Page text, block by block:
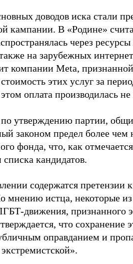
доводов иска стали
кампании. В «Родине»
через
на зарубежных
компании Meta,
этих услуг за
оплата производилась
утверждению партии,
законом предел более
фонда, что, как
списка кандидатов.
содержатся
мнению истца, некоторые
движения,
что сохранение
оправданием и